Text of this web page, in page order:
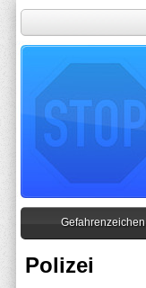
Gefahrenzeichen
Polizei